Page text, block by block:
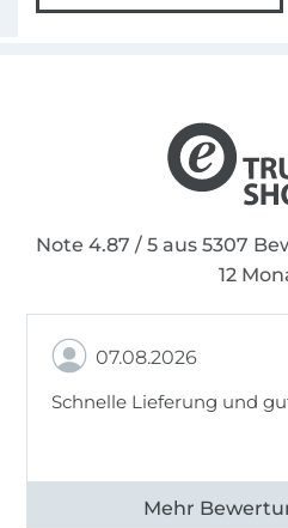
Note 4.87 / 5 aus 5307
12
07.08.2026
Schnelle Lieferung und
Alle 82968